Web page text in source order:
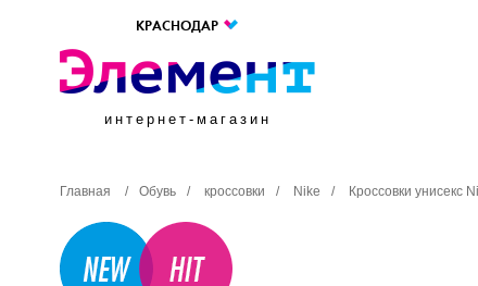
КРАСНОДАР
интернет-магазин
Главная / Обувь / кроссовки / Nike / Кроссовки унисекс